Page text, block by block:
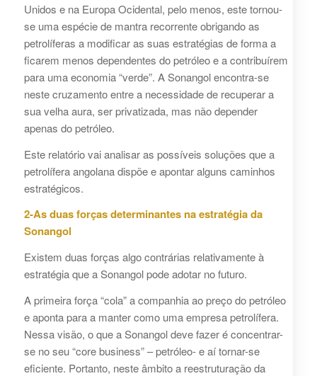
Unidos e na Europa Ocidental, pelo menos, este tornou-
se uma espécie de mantra recorrente obrigando as
petrolíferas a modificar as suas estratégias de forma a
ficarem menos dependentes do petróleo e a contribuírem
para uma economia “verde”. A Sonangol encontra-se
neste cruzamento entre a necessidade de recuperar a
sua velha aura, ser privatizada, mas não depender
apenas do petróleo.
Este relatório vai analisar as possíveis soluções que a
petrolífera angolana dispõe e apontar alguns caminhos
estratégicos.
2-As duas forças determinantes na estratégia da
Sonangol
Existem duas forças algo contrárias relativamente à
estratégia que a Sonangol pode adotar no futuro.
A primeira força “cola” a companhia ao preço do petróleo
e aponta para a manter como uma empresa petrolífera.
Nessa visão, o que a Sonangol deve fazer é concentrar-
se no seu “core business” – petróleo- e aí tornar-se
eficiente. Portanto, neste âmbito a reestruturação da